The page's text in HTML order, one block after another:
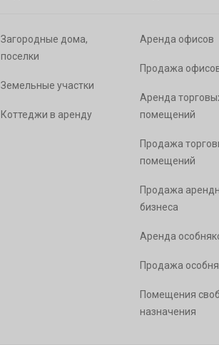
Загородные дома,
поселки
Земельные участки
Коттеджи в аренду
Аренда офисов
Продажа
Аренда
помещений
Продажа
помещений
Продажа
бизнеса
Аренда
Продажа
Помещения
назначения